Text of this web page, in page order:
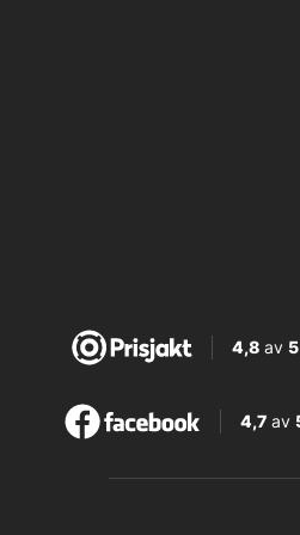
4,8 av5
4,7av